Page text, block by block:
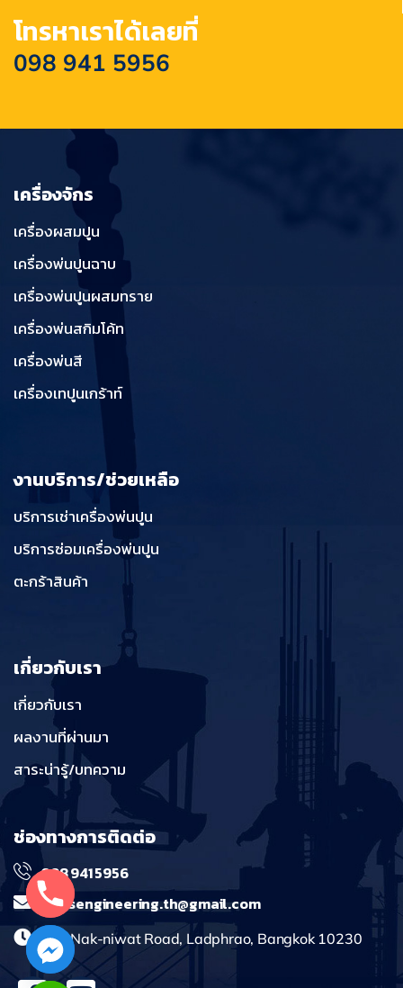
โทรหาเราได้เลยที่
098 941 5956
เครื่องจักร
เครื่องผสมปูน
เครื่องพ่นปูนฉาบ
เครื่องพ่นปูนผสมทราย
เครื่องพ่นสกิมโค้ท
เครื่องพ่นสี
เครื่องเทปูนเกร้าท์
งานบริการ/ช่วยเหลือ
บริการเช่าเครื่องพ่นปูน
บริการซ่อมเครื่องพ่นปูน
ตะกร้าสินค้า
เกี่ยวกับเรา
เกี่ยวกับเรา
ผลงานที่ผ่านมา
สาระน่ารู้/บทความ
ช่องทางการติดต่อ
098 941 5956
massengineering.th@gmail.com
241 Nak-niwat Road, Ladphrao, Bangkok 10230